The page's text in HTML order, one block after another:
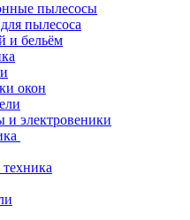
пылесосы
пылесоса
и бельём
окон
и электровеники